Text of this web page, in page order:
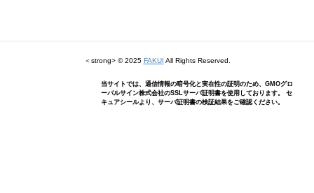
＜strong> © 2025 FAKUI All Rights Reserved.
当サイトでは、通信情報の暗号化と実在性の証明のため、GMOグロ
ーバルサイン株式会社のSSLサーバ証明書を使用しております。 セ
キュアシールより、サーバ証明書の検証結果をご確認ください。